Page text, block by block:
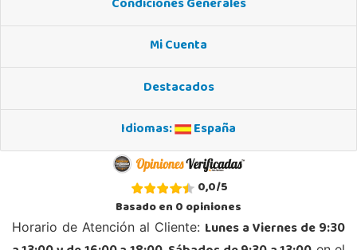
Mi Cuenta
Destacados
Idiomas:
España
0,0/5
Basado en0opiniones
Horario de Atención al Cliente: Lunes a Viernes de 9:30